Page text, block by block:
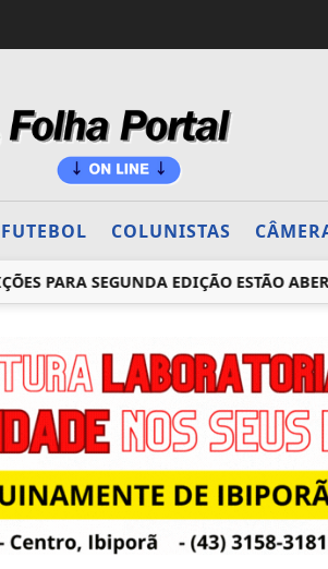
FUTEBOL COLUNISTAS
SEGUNDA EDIÇÃO ESTÃO ABERTAS